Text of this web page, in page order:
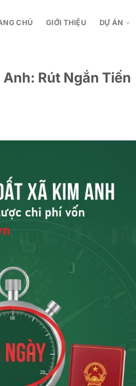
CHỦ GIỚI THIỆU DỰ ÁN
Rút Ngắn Tiến